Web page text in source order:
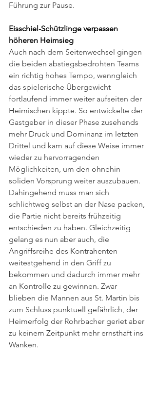
Führung zur Pause.
Eisschiel-Schützlinge verpassen
höheren Heimsieg
Auch nach dem Seitenwechsel gingen
die beiden abstiegsbedrohten Teams
ein richtig hohes Tempo, wenngleich
das spielerische Übergewicht
fortlaufend immer weiter aufseiten der
Heimischen kippte. So entwickelte der
Gastgeber in dieser Phase zusehends
mehr Druck und Dominanz im letzten
Drittel und kam auf diese Weise immer
wieder zu hervorragenden
Möglichkeiten, um den ohnehin
soliden Vorsprung weiter auszubauen.
Dahingehend muss man sich
schlichtweg selbst an der Nase packen,
die Partie nicht bereits frühzeitig
entschieden zu haben. Gleichzeitig
gelang es nun aber auch, die
Angriffsreihe des Kontrahenten
weitestgehend in den Griff zu
bekommen und dadurch immer mehr
an Kontrolle zu gewinnen. Zwar
blieben die Mannen aus St. Martin bis
zum Schluss punktuell gefährlich, der
Heimerfolg der Rohrbacher geriet aber
zu keinem Zeitpunkt mehr ernsthaft ins
Wanken.